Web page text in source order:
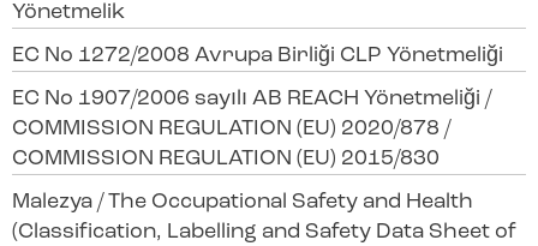
Yönetmelik
EC No 1272/2008 Avrupa Birliği CLP Yönetmeliği
EC No 1907/2006 sayılı AB REACH Yönetmeliği /
COMMISSION REGULATION (EU) 2020/878 /
COMMISSION REGULATION (EU) 2015/830
Malezya / The Occupational Safety and Health
(Classification, Labelling and Safety Data Sheet of